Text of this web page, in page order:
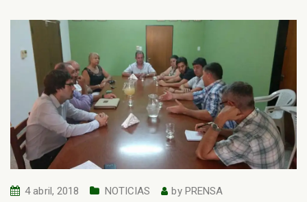
4 abril, 2018 NOTICIAS by PRENSA